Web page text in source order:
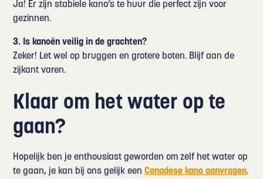
Ja! Er zijn stabiele kano’s te huur die perfect zijn voor
gezinnen.
3. Is kanoën veilig in de grachten?
Zeker! Let wel op bruggen en grotere boten. Blijf aan de
zijkant varen.
Klaar om het water op te
gaan?
Hopelijk ben je enthousiast geworden om zelf het water op
te gaan, je kan bij ons gelijk eenCanadese kano aanvragen.